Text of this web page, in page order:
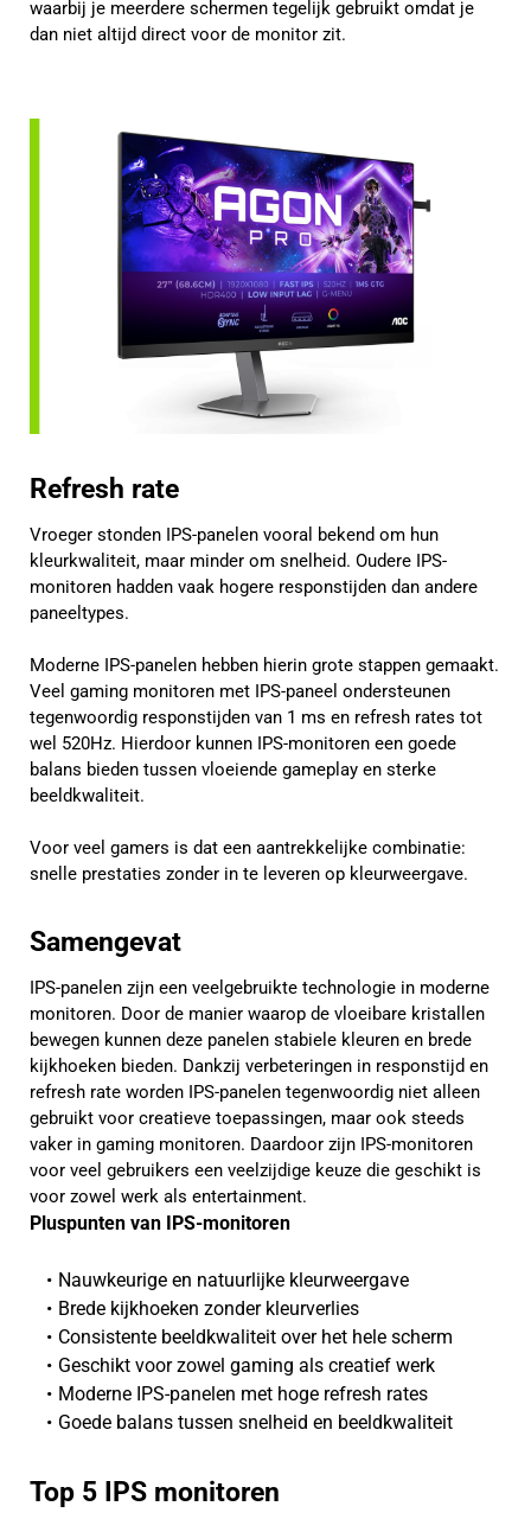
waarbij je meerdere schermen tegelijk gebruikt omdat je
dan niet altijd direct voor de monitor zit.
Refresh rate
Vroeger stonden IPS-panelen vooral bekend om hun
kleurkwaliteit, maar minder om snelheid. Oudere IPS-
monitoren hadden vaak hogere responstijden dan andere
paneeltypes.
Moderne IPS-panelen hebben hierin grote stappen gemaakt.
Veel gaming monitoren met IPS-paneel ondersteunen
tegenwoordig responstijden van 1 ms en refresh rates tot
wel 520Hz. Hierdoor kunnen IPS-monitoren een goede
balans bieden tussen vloeiende gameplay en sterke
beeldkwaliteit.
Voor veel gamers is dat een aantrekkelijke combinatie:
snelle prestaties zonder in te leveren op kleurweergave.
Samengevat
IPS-panelen zijn een veelgebruikte technologie in moderne
monitoren. Door de manier waarop de vloeibare kristallen
bewegen kunnen deze panelen stabiele kleuren en brede
kijkhoeken bieden. Dankzij verbeteringen in responstijd en
refresh rate worden IPS-panelen tegenwoordig niet alleen
gebruikt voor creatieve toepassingen, maar ook steeds
vaker in gaming monitoren. Daardoor zijn IPS-monitoren
voor veel gebruikers een veelzijdige keuze die geschikt is
voor zowel werk als entertainment.
Pluspunten van IPS-monitoren
Nauwkeurige en natuurlijke kleurweergave
Brede kijkhoeken zonder kleurverlies
Consistente beeldkwaliteit over het hele scherm
Geschikt voor zowel gaming als creatief werk
Moderne IPS-panelen met hoge refresh rates
Goede balans tussen snelheid en beeldkwaliteit
Top 5 IPS monitoren